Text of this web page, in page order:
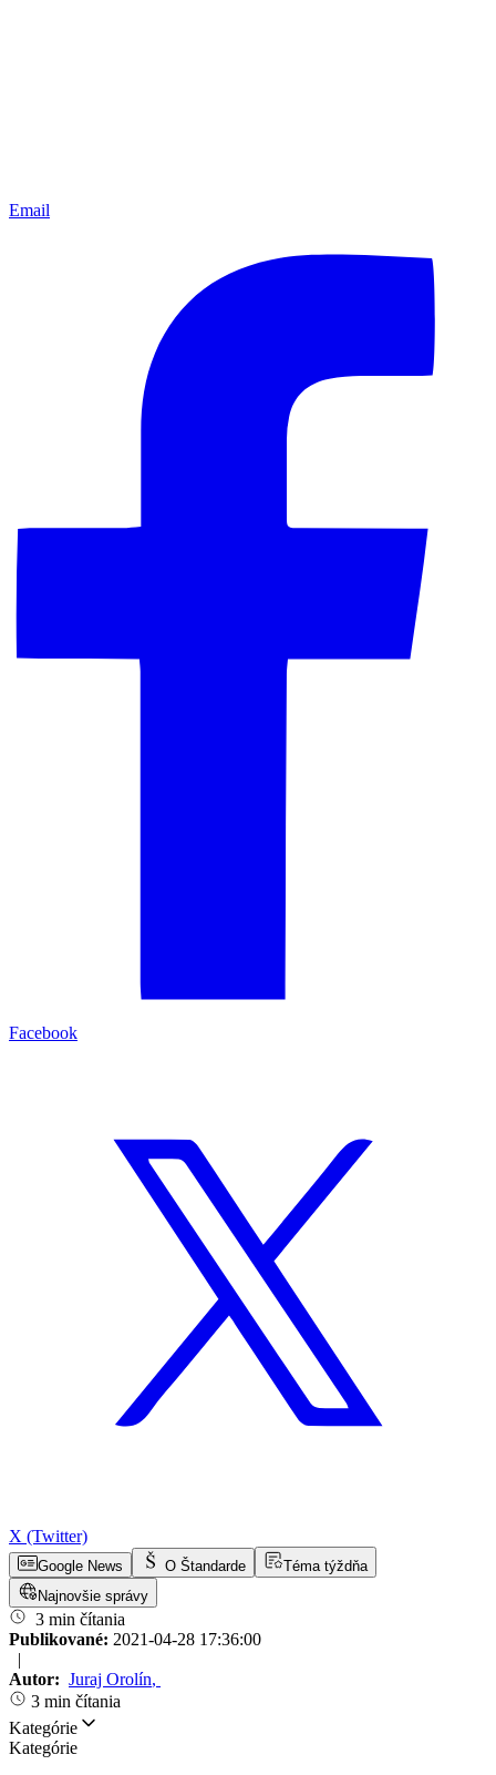
Email
Facebook
X (Twitter)
Google News O Štandarde
Téma týždňa
Najnovšie správy
3 min čítania
Publikované: 2021-04-28 17:36:00
|
Autor: Juraj Orolín,
3 min čítania
Kategórie
Kategórie